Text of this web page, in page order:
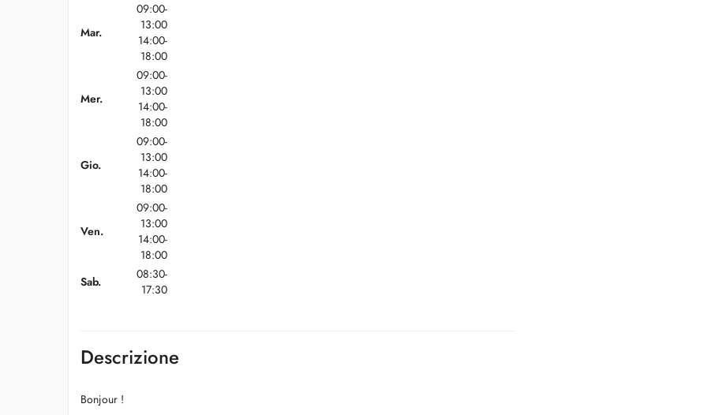
Mar.
09:00-
13:00
14:00-
18:00
Mer.
09:00-
13:00
14:00-
18:00
Gio.
09:00-
13:00
14:00-
18:00
Ven.
09:00-
13:00
14:00-
18:00
Sab.
08:30-
17:30
Descrizione
Bonjour !